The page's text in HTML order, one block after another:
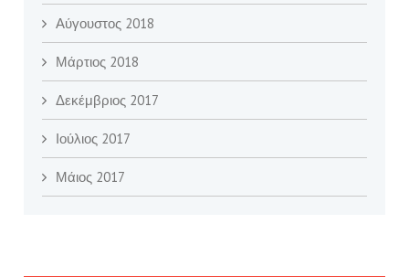
Αύγουστος 2018
Μάρτιος 2018
Δεκέμβριος 2017
Ιούλιος 2017
Μάιος 2017